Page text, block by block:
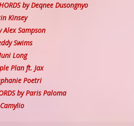
by Deqnee Dusongnyo
Kinsey
Alex Sampson
Swims
Long
Plan ft. Jax
Poetri
by Paris Paloma